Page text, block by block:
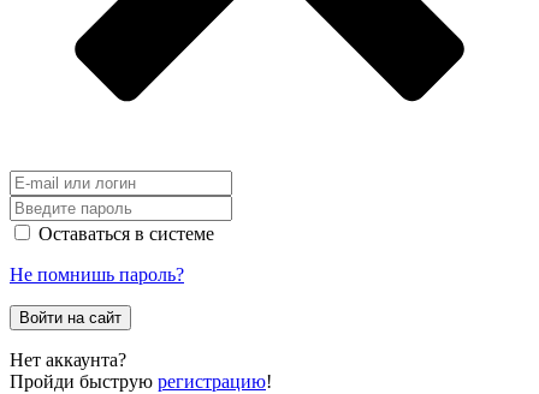
Оставаться в системе
Не помнишь пароль?
Войти на сайт
Нет аккаунта?
Пройди быструю регистрацию!